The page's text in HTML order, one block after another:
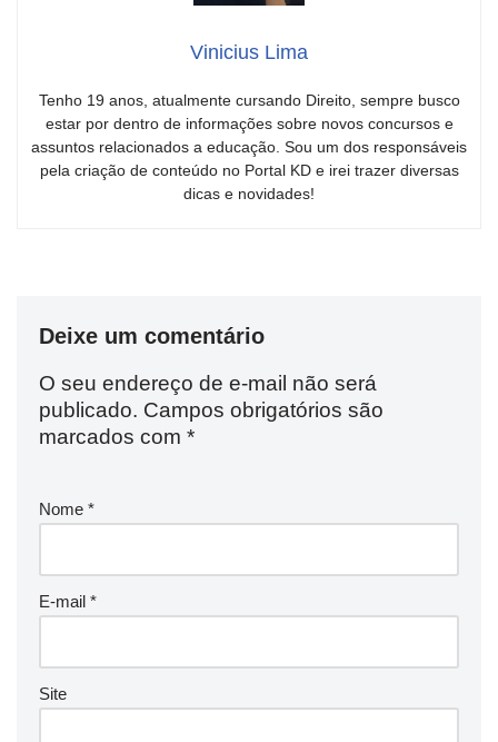
Vinicius Lima
Tenho 19 anos, atualmente cursando Direito, sempre busco
estar por dentro de informações sobre novos concursos e
assuntos relacionados a educação. Sou um dos responsáveis
pela criação de conteúdo no Portal KD e irei trazer diversas
dicas e novidades!
Deixe um comentário
O seu endereço de e-mail não será
publicado. Campos obrigatórios são
marcados com *
Nome *
E-mail *
Site